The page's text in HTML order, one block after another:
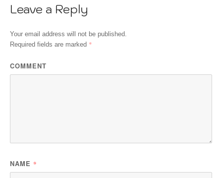
Leave a Reply
Your email address will not be published.
Required fields are marked *
COMMENT
NAME *